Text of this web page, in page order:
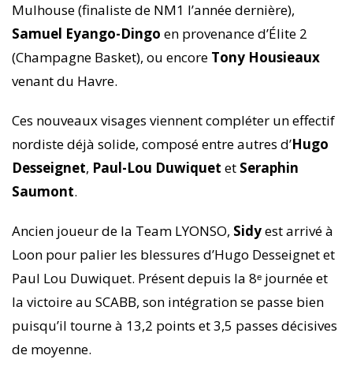
Mulhouse (finaliste de NM1 l’année dernière),
Samuel Eyango-Dingo en provenance d’Élite 2
(Champagne Basket), ou encore Tony Housieaux
venant du Havre.
Ces nouveaux visages viennent compléter un effectif
nordiste déjà solide, composé entre autres d’Hugo
Desseignet, Paul-Lou Duwiquet et Seraphin
Saumont.
Ancien joueur de la Team LYONSO, Sidyest arrivé à
Loon pour palier les blessures d’Hugo Desseignet et
Paul Lou Duwiquet. Présent depuis la 8ᵉ journée et
la victoire au SCABB, son intégration se passe bien
puisqu’il tourne à 13,2 points et 3,5 passes décisives
de moyenne.